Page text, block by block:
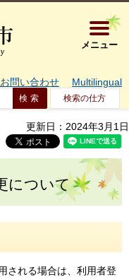
大阪府箕
メニュー
お問い合わせ Multilingual
検索の仕方
更新日：2024年3月1日
について
される場合は、利用者登